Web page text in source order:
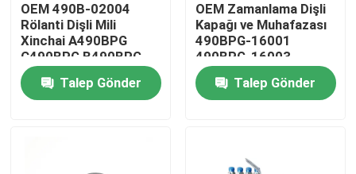
Evde
Ürün
OEM 490B-02004
Rölanti Dişli Mili
Xinchai A490BPG
C490BPG B490BPG
A495BPG A498BPG
4D27G31 Motorları
için 3 Ay Garantili
Talep Gönder
OEM Zamanlama Dişli
Kapağı ve Muhafazası
490BPG-16001
490BPG-16003
Xinchai A490BPG
4D27G31 Forklift için
Talep Gönder